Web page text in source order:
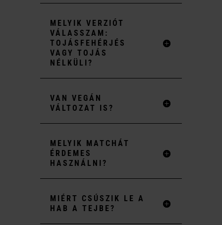
MELYIK VERZIÓT
VÁLASSZAM:
TOJÁSFEHÉRJÉS
VAGY TOJÁS
NÉLKÜLI?
VAN VEGÁN
VÁLTOZAT IS?
MELYIK MATCHÁT
ÉRDEMES
HASZNÁLNI?
MIÉRT CSÚSZIK LE A
HAB A TEJBE?